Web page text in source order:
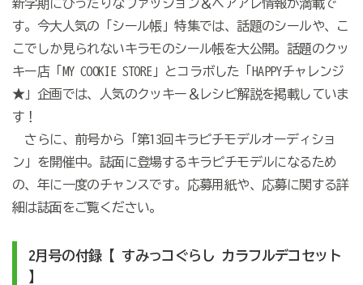
新学期にぴったりなファッション＆ヘアアレ情報が満載で
す。今大人気の「シール帳」特集では、話題のシールや、こ
こでしか見られないキラモのシール帳を大公開。話題のクッ
キー店「MY COOKIE STORE」とコラボした「HAPPYチャレンジ
★」企画では、人気のクッキー＆レシピ解説を掲載していま
す！
さらに、前号から「第13回キラピチモデルオーディショ
ン」を開催中。誌面に登場するキラピチモデルになるため
の、年に一度のチャンスです。応募用紙や、応募に関する詳
細は誌面をご覧ください。
2月号の付録【 すみっコぐらし カラフルデコセット
】